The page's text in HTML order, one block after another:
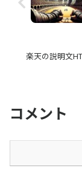
楽天の説明文
コメント